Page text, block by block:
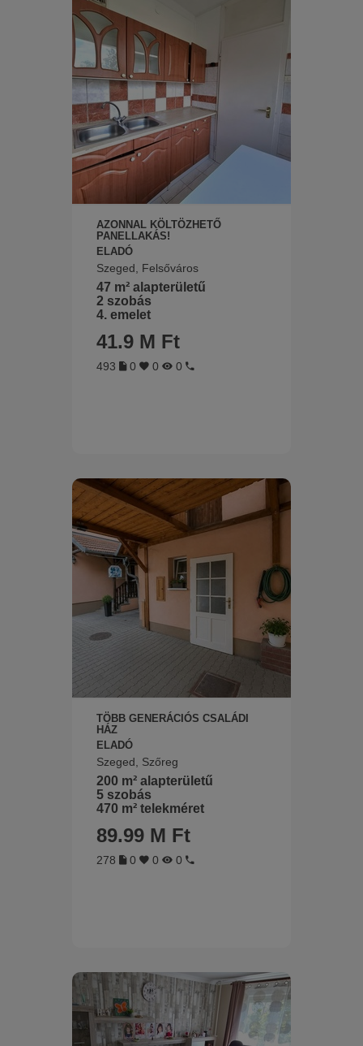
AZONNAL KÖLTÖZHETŐ
PANELLAKÁS!
ELADÓ
Szeged, Felsőváros
47 m² alapterületű
2 szobás
4. emelet
41.9 M Ft
493 0 0 0
TÖBB GENERÁCIÓS CSALÁDI
HÁZ
ELADÓ
Szeged, Szőreg
200 m² alapterületű
5 szobás
470 m² telekméret
89.99 M Ft
278 0 0 0